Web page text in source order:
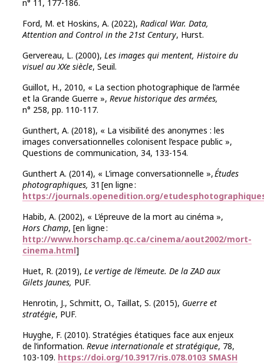
n° 11, 177-186.
Ford, M. et Hoskins, A. (2022), Radical War. Data,
Attention and Control in the 21st Century, Hurst.
Gervereau, L. (2000), Les images qui mentent, Histoire du
visuel au XXe siècle, Seuil.
Guillot, H., 2010, « La section photographique de l’armée
et la Grande Guerre », Revue historique des armées,
n° 258, pp. 110-117.
Gunthert, A. (2018), « La visibilité des anonymes : les
images conversationnelles colonisent l’espace public »,
Questions de communication, 34, 133-154.
Gunthert A. (2014), « L’image conversationnelle »,Études
photographiques, 31 [en ligne :
https://journals.openedition.org/
Habib, A. (2002), « L’épreuve de la mort au cinéma »,
Hors Champ, [en ligne :
http://www.horschamp.qc.ca/cinema/aout2002/mort-
cinema.html]
Huet, R. (2019), Le vertige de l’émeute. De la ZAD aux
Gilets Jaunes, PUF.
Henrotin, J., Schmitt, O., Taillat, S. (2015), Guerre et
stratégie, PUF.
Huyghe, F. (2010). Stratégies étatiques face aux enjeux
de l’information. Revue internationale et stratégique, 78,
103-109. https://doi.org/10.3917/ris.078.0103 SMASH